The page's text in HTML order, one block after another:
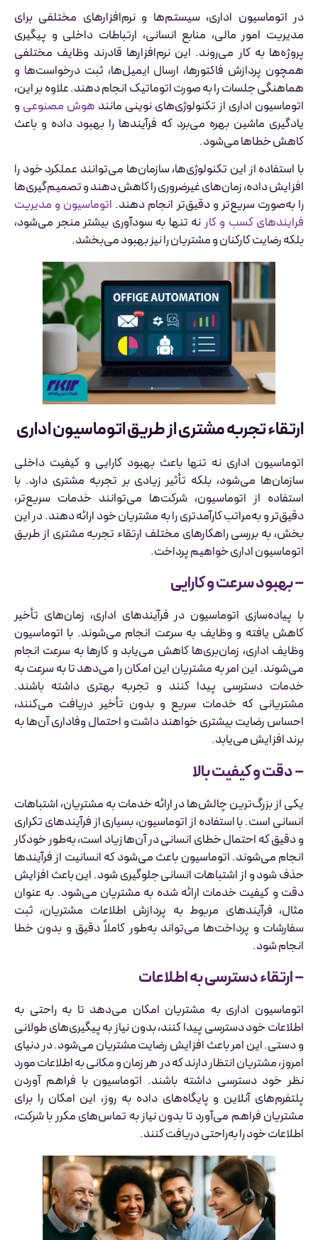
در اتوماسیون اداری، سیستم‌ها و نرم‌افزارهای مختلفی برای
مدیریت امور مالی، منابع انسانی، ارتباطات داخلی و پیگیری
پروژه‌ها به کار می‌روند. این نرم‌افزارها قادرند وظایف مختلفی
همچون پردازش فاکتورها، ارسال ایمیل‌ها، ثبت درخواست‌ها و
هماهنگی جلسات را به صورت اتوماتیک انجام دهند. علاوه بر این،
اتوماسیون اداری از تکنولوژی‌های نوینی مانند هوش مصنوعی و
یادگیری ماشین بهره می‌برد که فرآیندها را بهبود داده و باعث
کاهش خطاها می‌شود.
با استفاده از این تکنولوژی‌ها، سازمان‌ها می‌توانند عملکرد خود را
افزایش داده، زمان‌های غیرضروری را کاهش دهند و تصمیم‌گیری‌ها
را به‌صورت سریع‌تر و دقیق‌تر انجام دهند. اتوماسیون و مدیریت
فرایندهای کسب و کارنه تنها به سودآوری بیشتر منجر می‌شود،
بلکه رضایت کارکنان و مشتریان را نیز بهبود می‌بخشد.
ارتقاء تجربه مشتری از طریق اتوماسیون اداری
اتوماسیون اداری نه تنها باعث بهبود کارایی و کیفیت داخلی
سازمان‌ها می‌شود، بلکه تأثیر زیادی بر تجربه مشتری دارد. با
استفاده از اتوماسیون، شرکت‌ها می‌توانند خدمات سریع‌تر،
دقیق‌تر و به‌مراتب کارآمدتری را به مشتریان خود ارائه دهند. در این
بخش، به بررسی راهکارهای مختلف ارتقاء تجربه مشتری از طریق
اتوماسیون اداری خواهیم پرداخت.
– بهبود سرعت و کارایی
با پیاده‌سازی اتوماسیون در فرآیندهای اداری، زمان‌های تأخیر
کاهش یافته و وظایف به سرعت انجام می‌شوند. با اتوماسیون
وظایف اداری، زمان‌بری‌ها کاهش می‌یابد و کارها به سرعت انجام
می‌شوند. این امر به مشتریان این امکان را می‌دهد تا به سرعت به
خدمات دسترسی پیدا کنند و تجربه بهتری داشته باشند.
مشتریانی که خدمات سریع و بدون تأخیر دریافت می‌کنند،
احساس رضایت بیشتری خواهند داشت و احتمال وفاداری آن‌ها به
برند افزایش می‌یابد.
– دقت و کیفیت بالا
یکی از بزرگ‌ترین چالش‌ها در ارائه خدمات به مشتریان، اشتباهات
انسانی است. با استفاده از اتوماسیون، بسیاری از فرآیندهای تکراری
و دقیق که احتمال خطای انسانی در آن‌ها زیاد است، به‌طور خودکار
انجام می‌شوند. اتوماسیون باعث می‌شود که انسانیت از فرآیندها
حذف شود و از اشتباهات انسانی جلوگیری شود. این باعث افزایش
دقت و کیفیت خدمات ارائه شده به مشتریان می‌شود. به عنوان
مثال، فرآیندهای مربوط به پردازش اطلاعات مشتریان، ثبت
سفارشات و پرداخت‌ها می‌تواند به‌طور کاملاً دقیق و بدون خطا
انجام شود.
– ارتقاء دسترسی به اطلاعات
اتوماسیون اداری به مشتریان امکان می‌دهد تا به راحتی به
اطلاعات خود دسترسی پیدا کنند، بدون نیاز به پیگیری‌های طولانی
و دستی. این امر باعث افزایش رضایت مشتریان می‌شود. در دنیای
امروز، مشتریان انتظار دارند که در هر زمان و مکانی به اطلاعات مورد
نظر خود دسترسی داشته باشند. اتوماسیون با فراهم آوردن
پلتفرم‌های آنلاین و پایگاه‌های داده به روز، این امکان را برای
مشتریان فراهم می‌آورد تا بدون نیاز به تماس‌های مکرر با شرکت،
اطلاعات خود را به‌راحتی دریافت کنند.